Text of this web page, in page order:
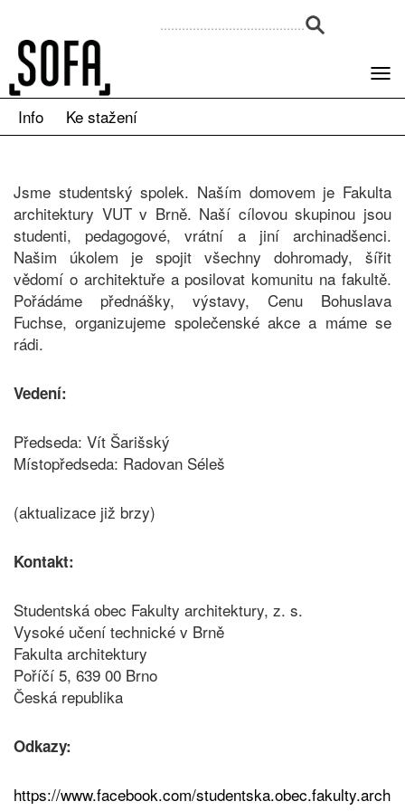
Info Ke stažení
Jsme studentský spolek. Naším domovem je Fakulta
architektury VUT v Brně. Naší cílovou skupinou jsou
studenti, pedagogové, vrátní a jiní archinadšenci.
Našim úkolem je spojit všechny dohromady, šířit
vědomí o architektuře a posilovat komunitu na fakultě.
Pořádáme přednášky, výstavy, Cenu Bohuslava
Fuchse, organizujeme společenské akce a máme se
rádi.
Vedení:
Předseda: Vít Šarišský
Místopředseda: Radovan Séleš
(aktualizace již brzy)
Kontakt:
Studentská obec Fakulty architektury, z. s.
Vysoké učení technické v Brně
Fakulta architektury
Poříčí 5, 639 00 Brno
Česká republika
Odkazy:
https://www.facebook.com/studentska.obec.fakulty.arch